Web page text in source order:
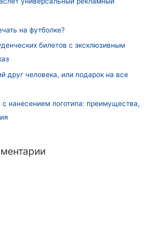
на футболке?
билетов с эксклюзивным
друг человека, или подарок на все
с нанесением логотипа: преимущества,